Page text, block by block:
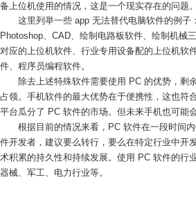
备上位机使用的情况，这是一个现实存在的问题。
这里列举一些 app 无法替代电脑软件的例子
Photoshop、CAD、绘制电路板软件、绘制机械
对应的上位机软件、行业专用设备配的上位机软
件、程序员编程软件。
除去上述特殊软件需要使用 PC 的优势，剩
占领。手机软件的最大优势在于便携性，这也符
平台瓜分了 PC 软件的市场。但未来手机也可能
根据目前的情况来看，PC 软件在一段时间
件开发者，建议要么转行，要么在特定行业中开
术积累的持久性和持续发展。使用 PC 软件的行
器械、军工、电力行业等。